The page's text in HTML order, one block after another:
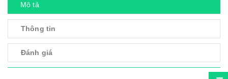
Mô tả
Thông tin
Đánh giá